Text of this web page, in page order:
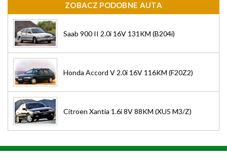
ZOBACZ PODOBNE AUTA
Saab 900 II 2.0i 16V 131KM (B204i)
Honda Accord V 2.0i 16V 116KM (F20Z2)
Citroen Xantia 1.6i 8V 88KM (XU5 M3/Z)